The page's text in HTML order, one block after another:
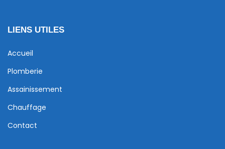
LIENS UTILES
Accueil
Plomberie
Assainissement
Chauffage
Contact